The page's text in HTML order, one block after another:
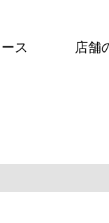
ス 店舗